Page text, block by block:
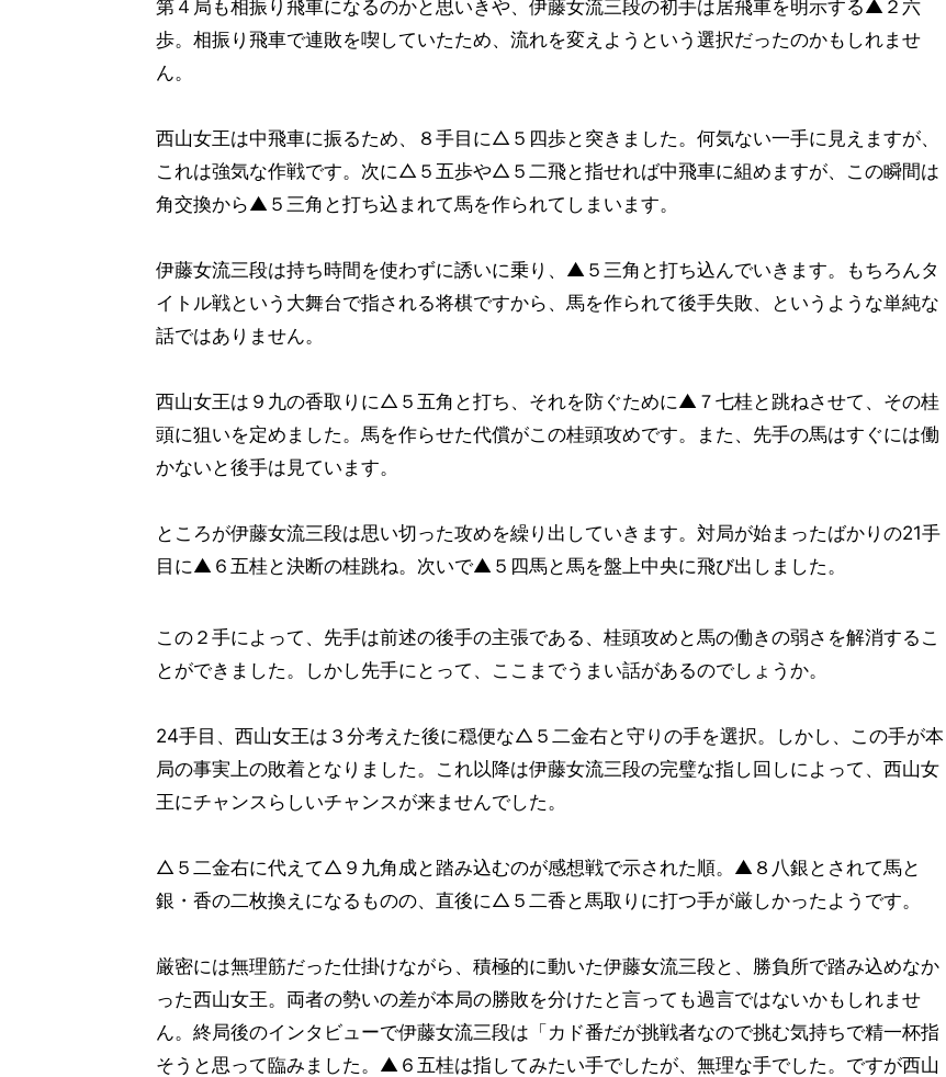
第４局も相振り飛車になるのかと思いきや、伊藤女流三段の初手は居飛車を明示する▲２六
歩。相振り飛車で連敗を喫していたため、流れを変えようという選択だったのかもしれませ
ん。
西山女王は中飛車に振るため、８手目に△５四歩と突きました。何気ない一手に見えますが、
これは強気な作戦です。次に△５五歩や△５二飛と指せれば中飛車に組めますが、この瞬間は
角交換から▲５三角と打ち込まれて馬を作られてしまいます。
伊藤女流三段は持ち時間を使わずに誘いに乗り、▲５三角と打ち込んでいきます。もちろんタ
イトル戦という大舞台で指される将棋ですから、馬を作られて後手失敗、というような単純な
話ではありません。
西山女王は９九の香取りに△５五角と打ち、それを防ぐために▲７七桂と跳ねさせて、その桂
頭に狙いを定めました。馬を作らせた代償がこの桂頭攻めです。また、先手の馬はすぐには働
かないと後手は見ています。
ところが伊藤女流三段は思い切った攻めを繰り出していきます。対局が始まったばかりの21手
目に▲６五桂と決断の桂跳ね。次いで▲５四馬と馬を盤上中央に飛び出しました。
この２手によって、先手は前述の後手の主張である、桂頭攻めと馬の働きの弱さを解消するこ
とができました。しかし先手にとって、ここまでうまい話があるのでしょうか。
24手目、西山女王は３分考えた後に穏便な△５二金右と守りの手を選択。しかし、この手が本
局の事実上の敗着となりました。これ以降は伊藤女流三段の完璧な指し回しによって、西山女
王にチャンスらしいチャンスが来ませんでした。
△５二金右に代えて△９九角成と踏み込むのが感想戦で示された順。▲８八銀とされて馬と
銀・香の二枚換えになるものの、直後に△５二香と馬取りに打つ手が厳しかったようです。
厳密には無理筋だった仕掛けながら、積極的に動いた伊藤女流三段と、勝負所で踏み込めなか
った西山女王。両者の勢いの差が本局の勝敗を分けたと言っても過言ではないかもしれませ
ん。終局後のインタビューで伊藤女流三段は「カド番だが挑戦者なので挑む気持ちで精一杯指
そうと思って臨みました。▲６五桂は指してみたい手でしたが、無理な手でした。ですが西山